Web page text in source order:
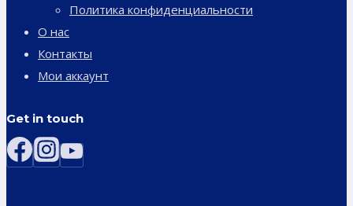
Политика конфиденциальности
О нас
Контакты
Мои аккаунт
Get in touch